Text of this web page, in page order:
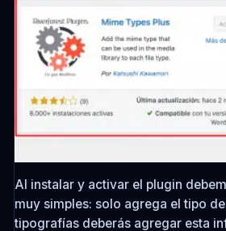
Al instalar y activar el plugin
muy simples: solo agrega el tipo
tipografías deberás agregar esta